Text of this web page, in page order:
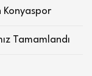
Tamamlandı